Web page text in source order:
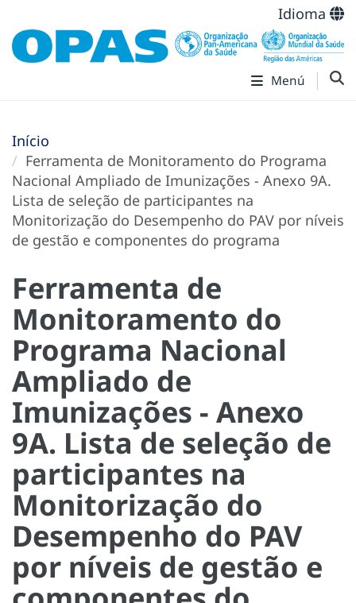
Idioma
Menú
Início
Ferramenta de Monitoramento do Programa
Nacional Ampliado de Imunizações - Anexo 9A.
Lista de seleção de participantes na
Monitorização do Desempenho do PAV por níveis
de gestão e componentes do programa
Ferramenta de
Monitoramento do
Programa Nacional
Ampliado de
Imunizações - Anexo
9A. Lista de seleção de
participantes na
Monitorização do
Desempenho do PAV
por níveis de gestão e